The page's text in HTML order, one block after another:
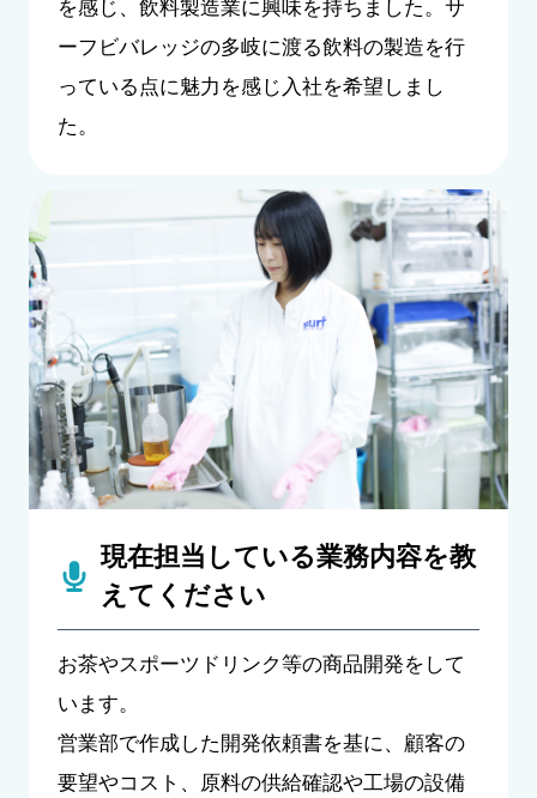
を感じ、飲料製造業に興味を持ちました。サ
ーフビバレッジの多岐に渡る飲料の製造を行
っている点に魅力を感じ入社を希望しまし
た。
現在担当している業務内容を教
えてください
お茶やスポーツドリンク等の商品開発をして
います。
営業部で作成した開発依頼書を基に、顧客の
要望やコスト、原料の供給確認や工場の設備